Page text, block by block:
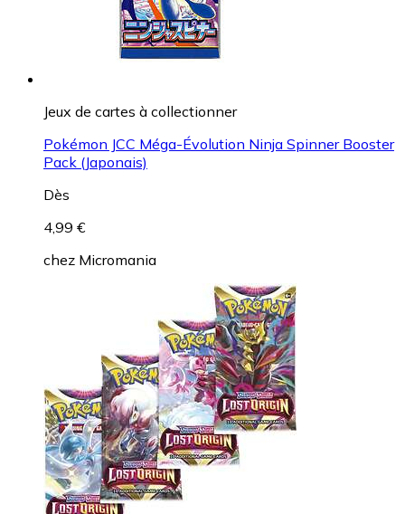
Jeux de cartes à collectionner
Pokémon JCC Méga-Évolution Ninja Spinner Booster
Pack (Japonais)
Dès
4,99 €
chez Micromania